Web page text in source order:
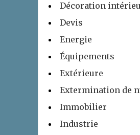
Décoration
Devis
Energie
Équipements
Extérieure
Extermination de
Immobilier
Industrie